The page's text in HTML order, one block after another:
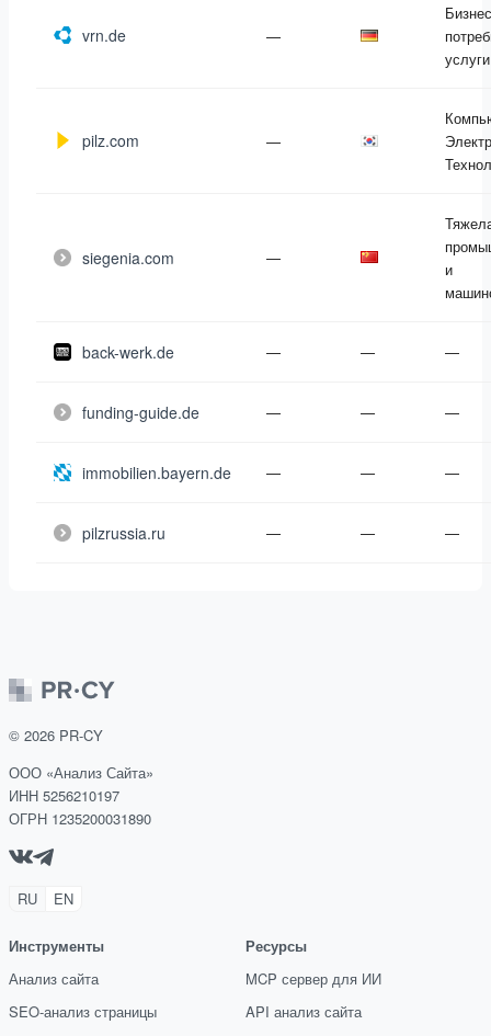
vrn.de —
услуги
pilz.com —
siegenia.com —
и
back-werk.de — — —
funding-guide.de — — —
immobilien.bayern.de — — —
pilzrussia.ru — — —
© 2026 PR-CY
ООО «Анализ Сайта»
ИНН 5256210197
ОГРН 1235200031890
RU EN
Инструменты
Анализ сайта
SEO-анализ страницы
Ресурсы
MCP сервер для ИИ
API анализ сайта